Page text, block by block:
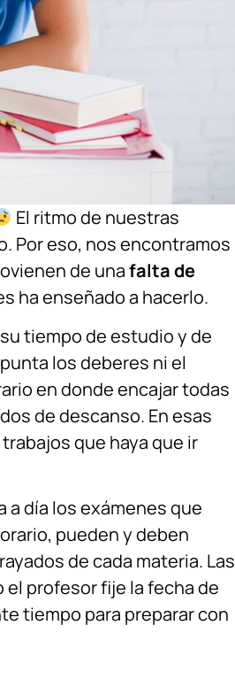
El ritmo de nuestras
Por eso, nos encontramos
de unafalta de
ha enseñado a hacerlo.
tiempo de estudio y de
los deberes ni el
en donde encajar todas
de descanso. En esas
que haya que ir
a día los exámenes que
pueden y deben
de cada materia. Las
profesor fije la fecha de
tiempo para preparar con